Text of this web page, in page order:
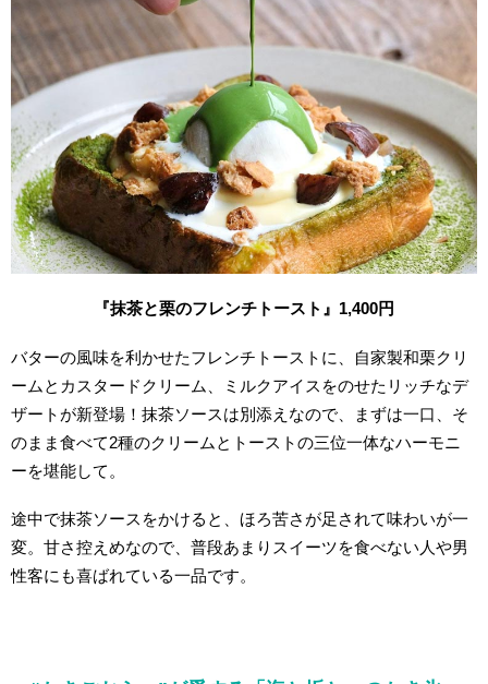
『抹茶と栗のフレンチトースト』1,400円
バターの風味を利かせたフレンチトーストに、自家製和栗クリ
ームとカスタードクリーム、ミルクアイスをのせたリッチなデ
ザートが新登場！抹茶ソースは別添えなので、まずは一口、そ
のまま食べて2種のクリームとトーストの三位一体なハーモニ
ーを堪能して。
途中で抹茶ソースをかけると、ほろ苦さが足されて味わいが一
変。甘さ控えめなので、普段あまりスイーツを食べない人や男
性客にも喜ばれている一品です。